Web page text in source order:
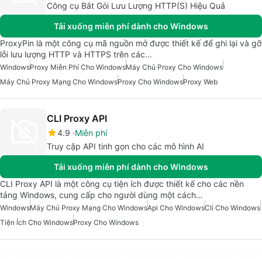
Công cụ Bắt Gói Lưu Lượng HTTP(S) Hiệu Quả
Tải xuống miễn phí dành cho Windows
ProxyPin là một công cụ mã nguồn mở được thiết kế để ghi lại và gỡ
lỗi lưu lượng HTTP và HTTPS trên các…
WindowsProxy Miễn Phí Cho WindowsMáy Chủ Proxy Cho Windows
Máy Chủ Proxy Mạng Cho WindowsProxy Cho WindowsProxy Web
CLI Proxy API
4.9 Miễn phí
Truy cập API tinh gọn cho các mô hình AI
Tải xuống miễn phí dành cho Windows
CLI Proxy API là một công cụ tiện ích được thiết kế cho các nền
tảng Windows, cung cấp cho người dùng một cách…
WindowsMáy Chủ Proxy Mạng Cho WindowsApi Cho WindowsCli Cho Windows
Tiện Ích Cho WindowsProxy Cho Windows